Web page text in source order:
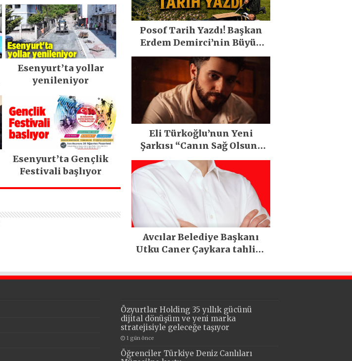
Esenyurt’ta yollar
yenileniyor
Esenyurt’ta Gençlik
Festivali başlıyor
Posof Tarih Yazdı! Başkan
Erdem Demirci’nin Büyük
Emeğiyle Son Yılların En
Büyük Festivali Gerçekleşti
Eli Türkoğlu’nun Yeni
Şarkısı “Canın Sağ Olsun”
Büyük İlgi Gördü!..
Avcılar Belediye Başkanı
Utku Caner Çaykara tahliye
Özyurtlar Holding 35 yıllık gücünü
dijital dönüşüm ve yeni marka
stratejisiyle geleceğe taşıyor
1 gün önce
Öğrenciler Türkiye Deniz Canlıları